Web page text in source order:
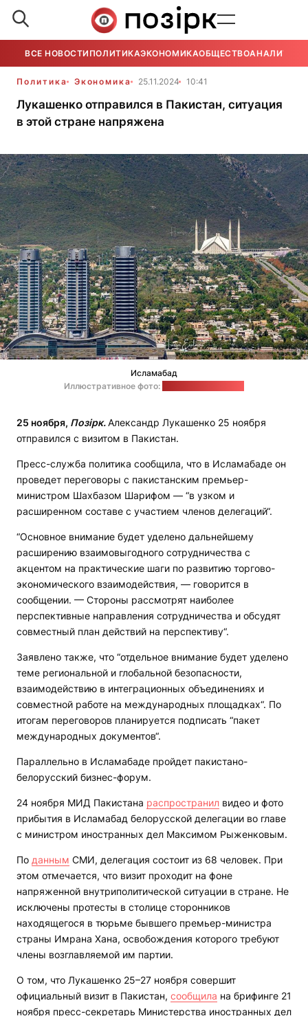
ВСЕ НОВОСТИ ПОЛИТИКАЭКОНОМИКАОБЩЕСТВОАНАЛИТИКА
Политика Экономика 25.11.2024 10:41
Лукашенко отправился в Пакистан, ситуация
в этой стране напряжена
Исламабад
Иллюстративное фото:
25 ноября, Позірк.Александр Лукашенко 25 ноября
отправился с визитом в Пакистан.
Пресс-служба политика сообщила, что в Исламабаде он
проведет переговоры с пакистанским премьер-
министром Шахбазом Шарифом — “в узком и
расширенном составе с участием членов делегаций“.
“Основное внимание будет уделено дальнейшему
расширению взаимовыгодного сотрудничества с
акцентом на практические шаги по развитию торгово-
экономического взаимодействия, — говорится в
сообщении. — Стороны рассмотрят наиболее
перспективные направления сотрудничества и обсудят
совместный план действий на перспективу“.
Заявлено также, что “отдельное внимание будет уделено
теме региональной и глобальной безопасности,
взаимодействию в интеграционных объединениях и
совместной работе на международных площадках“. По
итогам переговоров планируется подписать “пакет
международных документов“.
Параллельно в Исламабаде пройдет пакистано-
белорусский бизнес-форум.
24 ноября МИД Пакистана распространил видео и фото
прибытия в Исламабад белорусской делегации во главе
с министром иностранных дел Максимом Рыженковым.
По данным СМИ, делегация состоит из 68 человек. При
этом отмечается, что визит проходит на фоне
напряженной внутриполитической ситуации в стране. Не
исключены протесты в столице сторонников
находящегося в тюрьме бывшего премьер-министра
страны Имрана Хана, освобождения которого требуют
члены возглавляемой им партии.
О том, что Лукашенко 25–27 ноября совершит
официальный визит в Пакистан, сообщила на брифинге 21
ноября пресс-секретарь Министерства иностранных дел